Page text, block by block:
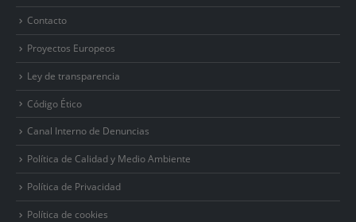
Contacto
Proyectos Europeos
Ley de transparencia
Código Ético
Canal Interno de Denuncias
Política de Calidad y Medio Ambiente
Política de Privacidad
Política de cookies